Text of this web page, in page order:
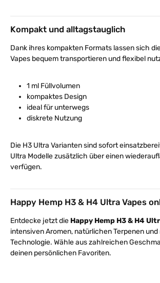
Kompakt und alltagstauglich
Dank ihres kompakten Formats lassen sich
Vapes bequem transportieren und flexibel
1 ml Füllvolumen
kompaktes Design
ideal für unterwegs
diskrete Nutzung
Die H3 Ultra Varianten sind sofort
Ultra Modelle zusätzlich über einen
verfügen.
Happy Hemp H3 & H4 Ultra Vapes
Entdecke jetzt die Happy Hemp H3 & H4
intensiven Aromen, natürlichen Terpenen
Technologie. Wähle aus zahlreichen
deinen persönlichen Favoriten.